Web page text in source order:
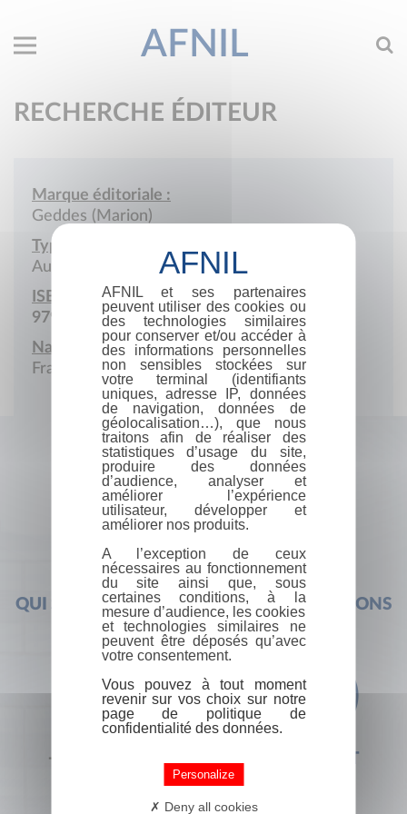
AFNIL
RECHERCHE ÉDITEUR
Marque éditoriale :
Geddes (Marion)
Type de société :
Auto-édition
ISBN :
979-10-699-0859-8
Nationalité :
France
QUI SOMMES-NOUS ? FOIRE AUX QUESTIONS
+33 (0) 1 44 41 29 19 CONTACT
AFNIL et ses partenaires
peuvent utiliser des cookies ou
des technologies similaires
pour conserver et/ou accéder à
des informations personnelles
non sensibles stockées sur
votre terminal (identifiants
uniques, adresse IP, données
de navigation, données de
géolocalisation…), que nous
traitons afin de réaliser des
statistiques d’usage du site,
produire des données
d’audience, analyser et
améliorer l’expérience
utilisateur, développer et
améliorer nos produits.
A l’exception de ceux
nécessaires au fonctionnement
du site ainsi que, sous
certaines conditions, à la
mesure d’audience, les cookies
et technologies similaires ne
peuvent être déposés qu’avec
votre consentement.
Vous pouvez à tout moment
revenir sur vos choix sur notre
page de politique de
confidentialité des données.
Personalize
Deny all cookies